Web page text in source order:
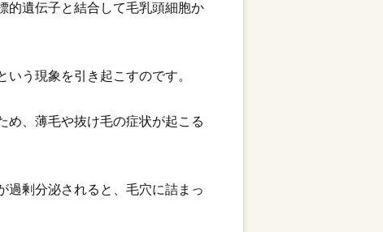
的遺伝子と結合して毛乳頭細胞か
う現象を引き起こすのです。
め、薄毛や抜け毛の症状が起こる
過剰分泌されると、毛穴に詰まっ